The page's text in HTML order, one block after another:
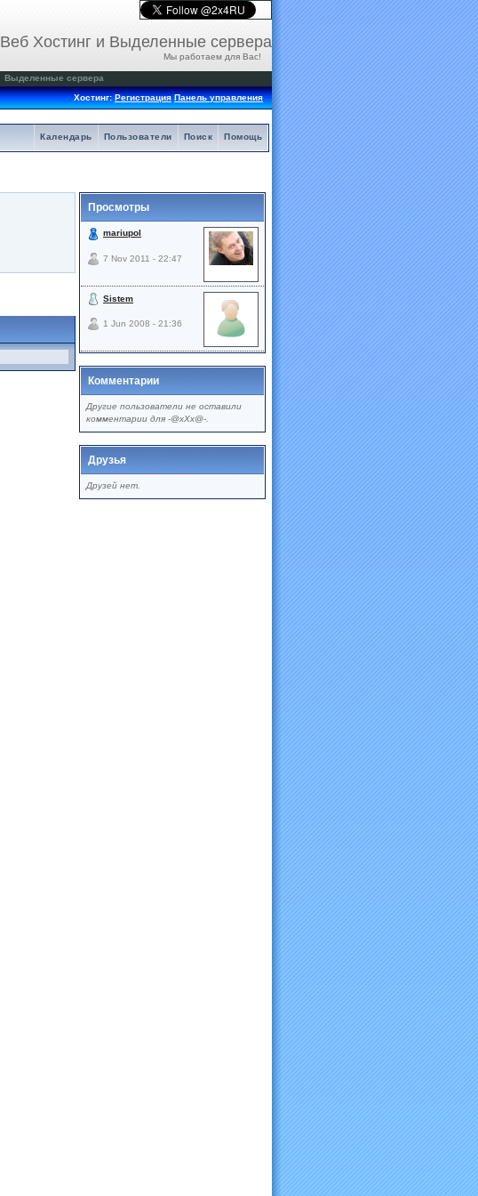
Веб Хостинг и Выделенные сервера
Мы работаем для Вас!
Выделенные сервера
Хостинг:Регистрация Панель управления
Помощь
Поиск
Пользователи
Календарь
Просмотры
mariupol
7 Nov 2011 - 22:47
Sistem
1 Jun 2008 - 21:36
Комментарии
Другие пользователи не оставили
комментарии для -@xXx@-.
Друзья
Друзей нет.